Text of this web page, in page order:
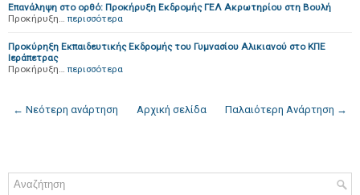
Επανάληψη στο ορθό: Προκήρυξη Εκδρομής ΓΕΛ Ακρωτηρίου στη Βουλή
Προκήρυξη… περισσότερα
Προκύρηξη Εκπαιδευτικής Εκδρομής του Γυμνασίου Αλικιανού στο ΚΠΕ
Ιεράπετρας
Προκήρυξη… περισσότερα
← Νεότερη ανάρτηση Παλαιότερη Ανάρτηση →
Αρχική σελίδα